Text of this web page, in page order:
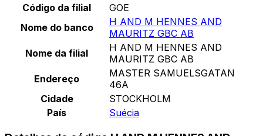
Código da filial
GOE
Nome do banco
H AND M HENNES AND
MAURITZ GBC AB
Nome da filial
H AND M HENNES AND
MAURITZ GBC AB
Endereço
MASTER SAMUELSGATAN
46A
Cidade
STOCKHOLM
País
Suécia